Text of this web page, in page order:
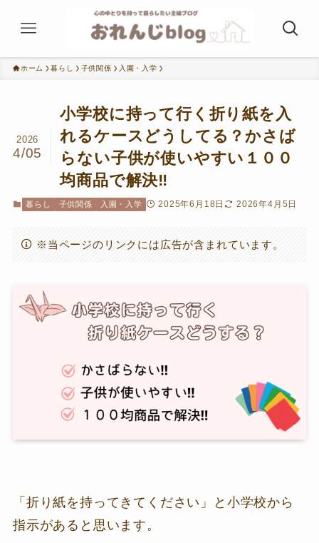
ホーム 暮らし 子供関係 入園・入学
小学校に持って行く折り紙を入
れるケースどうしてる？かさば
らない子供が使いやすい１００
均商品で解決‼
2026
4/05
暮らし 子供関係 入園・入学 2025年6月18日 2026年4月5日
※当ページのリンクには広告が含まれています。
「折り紙を持ってきてください」と小学校から
指示があると思います。